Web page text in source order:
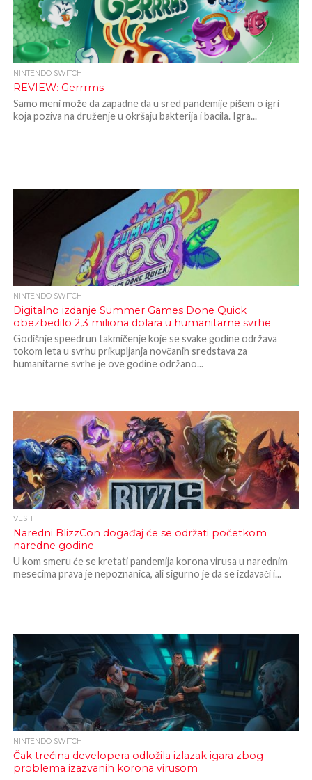
NINTENDO SWITCH
REVIEW: Gerrrms
Samo meni može da zapadne da u sred pandemije pišem o igri
koja poziva na druženje u okršaju bakterija i bacila. Igra...
NINTENDO SWITCH
Digitalno izdanje Summer Games Done Quick
obezbedilo 2,3 miliona dolara u humanitarne svrhe
Godišnje speedrun takmičenje koje se svake godine održava
tokom leta u svrhu prikupljanja novčanih sredstava za
humanitarne svrhe je ove godine održano...
VESTI
Naredni BlizzCon događaj će se održati početkom
naredne godine
U kom smeru će se kretati pandemija korona virusa u narednim
mesecima prava je nepoznanica, ali sigurno je da se izdavači i...
NINTENDO SWITCH
Čak trećina developera odložila izlazak igara zbog
problema izazvanih korona virusom